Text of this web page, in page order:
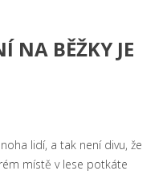
NA BĚŽKY JE
lidí, a tak není divu, že
místě v lese potkáte